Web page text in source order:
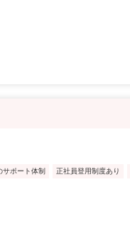
サポート体制 正社員登用制度あり